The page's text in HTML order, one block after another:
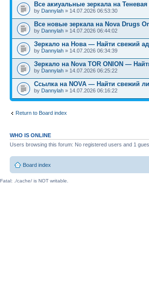
Все акиуальные зеркала на
by Dannylah » 14.07.2026 06:53:30
Все новые зеркала на Nova Drugs
by Dannylah » 14.07.2026 06:44:02
Зеркало на Нова — Найти свежий
by Dannylah » 14.07.2026 06:34:39
Зеркало на Nova TOR ONION —
by Dannylah » 14.07.2026 06:25:22
Ссылка на NOVA — Найти свежий
by Dannylah » 14.07.2026 06:16:22
Return to Board index
WHO IS ONLINE
Users browsing this forum: No registered users and 1
Board index
Fatal: ./cache/ is NOT writable.